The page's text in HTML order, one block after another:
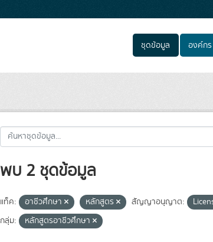
ชุดข้อมูล องค์กร
พบ 2 ชุดข้อมูล
แท็ค: อาชีวศึกษา หลักสูตร สัญญาอนุญาต:
กลุ่ม:
หลักสูตรอาชีวศึกษา